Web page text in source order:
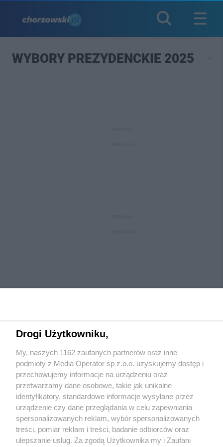
WYBORY PREZYDENCKIE 2025
Wydawca mediówlokalnych
Nie zapomnij
zapoznać się z:
polityką prywatności regulamin korzystania z portali
Twojemiasto Skontaktuj się z nami
Drogi Użytkowniku,
My, naszych 1162 zaufanych partnerów oraz inne
podmioty z Media Operator sp z.o.o. uzyskujemy dostęp i
przechowujemy informacje na urządzeniu oraz
przetwarzamy dane osobowe, takie jak unikalne
identyfikatory, standardowe informacje wysyłane przez
urządzenie czy dane przeglądania w celu zapewniania
spersonalizowanych reklam, wybór spersonalizowanych
treści, pomiar reklam i treści, badanie odbiorców oraz
ulepszanie usług. Za zgodą Użytkownika my i Zaufani